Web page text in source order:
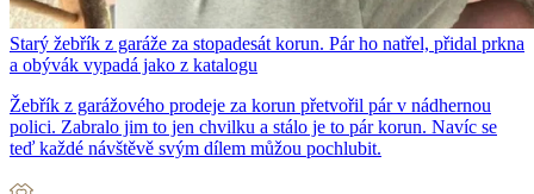
Starý žebřík z garáže za stopadesát korun. Pár ho natřel, přidal prkna
a obývák vypadá jako z katalogu
Žebřík z garážového prodeje za korun přetvořil pár v nádhernou
polici. Zabralo jim to jen chvilku a stálo je to pár korun. Navíc se
teď každé návštěvě svým dílem můžou pochlubit.